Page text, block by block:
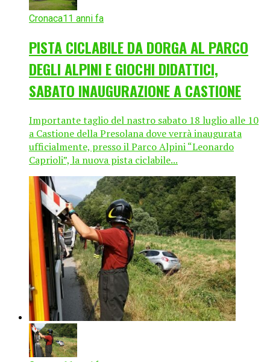
Cronaca11 anni fa
PISTA CICLABILE DA DORGA AL PARCO
DEGLI ALPINI E GIOCHI DIDATTICI,
SABATO INAUGURAZIONE A CASTIONE
Importante taglio del nastro sabato 18 luglio alle 10
a Castione della Presolana dove verrà inaugurata
ufficialmente, presso il Parco Alpini “Leonardo
Caprioli”, la nuova pista ciclabile...